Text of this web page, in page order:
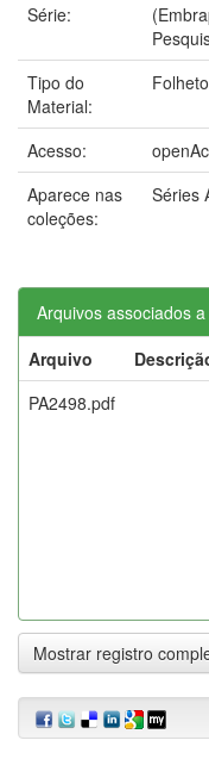
Série:
Tipo do
Material:
Acesso:
Aparece nas
coleções:
Séries
Arquivos associados
Arquivo
PA2498.pdf
Mostrar registro